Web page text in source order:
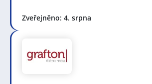
Zveřejněno: 4. srpna